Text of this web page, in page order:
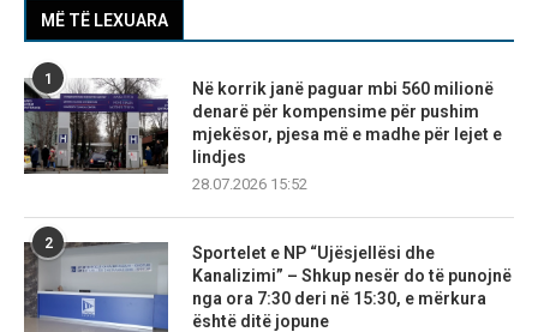
MË TË LEXUARA
1
Në korrik janë paguar mbi 560 milionë
denarë për kompensime për pushim
mjekësor, pjesa më e madhe për lejet e
lindjes
28.07.2026 15:52
2
Sportelet e NP “Ujësjellësi dhe
Kanalizimi” – Shkup nesër do të punojnë
nga ora 7:30 deri në 15:30, e mërkura
është ditë jopune